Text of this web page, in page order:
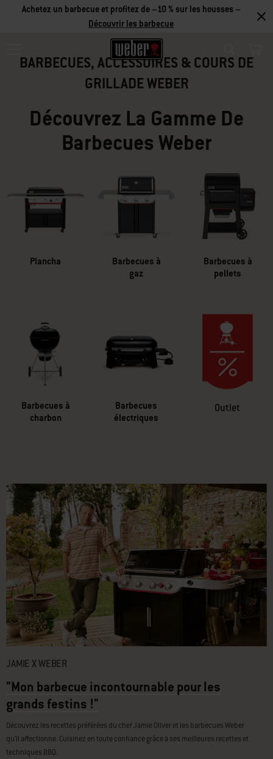
Réduction sur les accessoires – Achetez 2 accessoires et
économisez 5 %, ou 3 accessoires et économisez 10 % –
les accessoires
SOLDES D’ÉTÉ
Profitez de nos offres estivales pour vous équiper d’un barbecue
conçu pour durer, ainsi que d’accessoires à prix avantageux.
Voir les offres
BARBECUES, ACCESSOIRES & COURS DE
Découvrez La Gamme De
Barbecues Weber
Barbecues à
Barbecues à
Barbecues à
Barbecues
"Mon barbecue incontournable pour les
grands festins !"
Découvrez les recettes préférées du chef Jamie Oliver et les barbecues Weber
qu’il affectionne. Cuisinez en toute confiance grâce à ses meilleures recettes et